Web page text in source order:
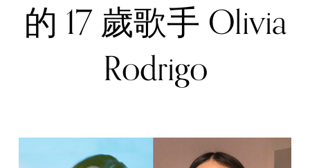
的 17 歲歌手 Olivia
Rodrigo